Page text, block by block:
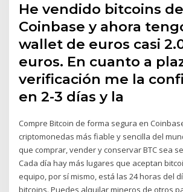
He vendido bitcoins de
Coinbase y ahora
wallet de euros casi
euros. En cuanto a
verificación me la
en 2-3 días y la
Compre Bitcoin de forma segura en
criptomonedas más fiable y sencilla del
que comprar, vender y conservar BTC sea
Cada día hay más lugares que aceptan
equipo, por sí mismo, está las 24 horas del